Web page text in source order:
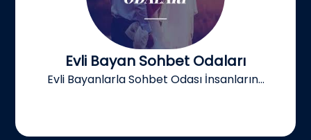
Evli Bayan Sohbet Odaları
Evli Bayanlarla Sohbet Odası İnsanların...